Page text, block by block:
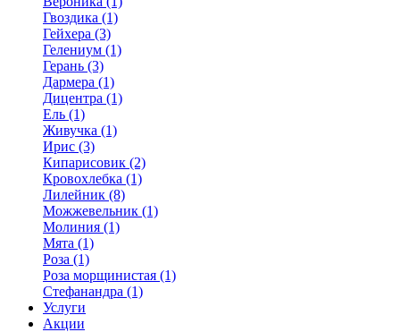
Гвоздика (1)
Гейхера (3)
Гелениум (1)
Герань (3)
Дармера (1)
Дицентра (1)
Ель (1)
Живучка (1)
Ирис (3)
Кипарисовик (2)
Кровохлебка (1)
Лилейник (8)
Можжевельник (1)
Молиния (1)
Мята (1)
Роза (1)
Роза морщинистая (1)
Стефанандра (1)
Услуги
Акции